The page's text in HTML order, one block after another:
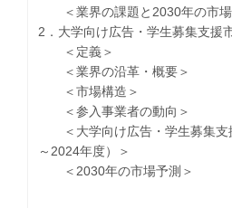
＜業界の課題と2030年の市場
2．大学向け広告・学生募集支援
＜定義＞
＜業界の沿革・概要＞
＜市場構造＞
＜参入事業者の動向＞
＜大学向け広告・学生募集支
～2024年度）＞
＜2030年の市場予測＞